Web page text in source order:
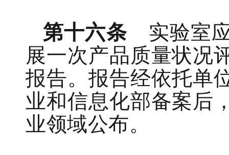
第十六条
实验室
展一次产品质量状况
报告。报告经依托单
业和信息化部备案后
业领域公布。